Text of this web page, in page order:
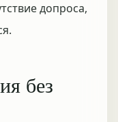
допроса,
без